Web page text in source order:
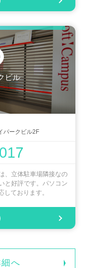
ビル
パークビル2F
、立体駐車場隣接なの
と好評です。パソコン
ております。
へ